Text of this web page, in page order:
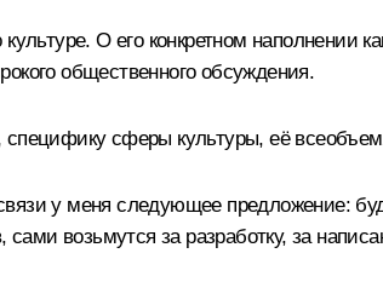
О его конкретном наполнении
общественного обсуждения.
сферы культуры, её
у меня следующее предложение:
возьмутся за разработку, за